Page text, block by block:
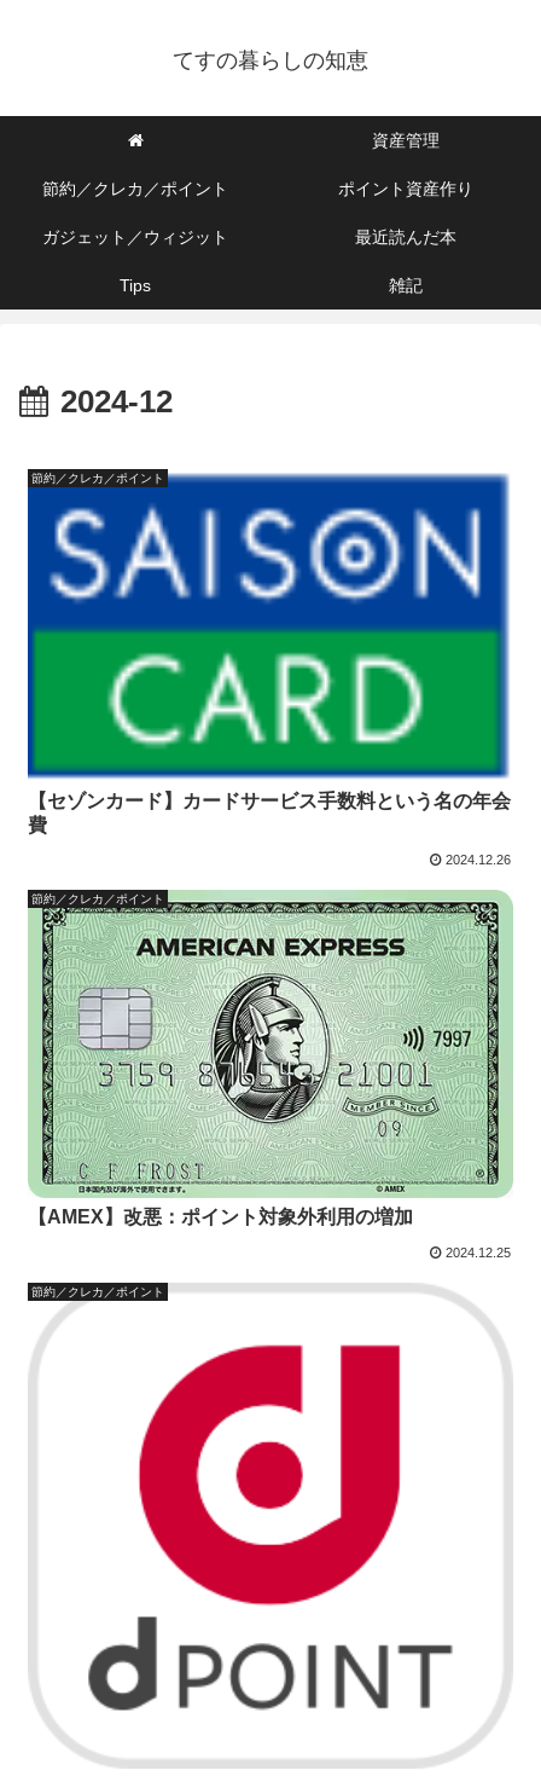
てすの暮らしの知恵
資産管理
節約／クレカ／ポイント ポイント資産作り
ガジェット／ウィジット 最近読んだ本
Tips 雑記
2024-12
節約／クレカ／ポイント
【セゾンカード】カードサービス手数料という名の年会
費
2024.12.26
節約／クレカ／ポイント
【AMEX】改悪：ポイント対象外利用の増加
2024.12.25
節約／クレカ／ポイント